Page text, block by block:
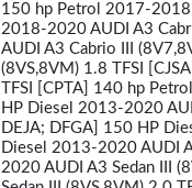
150 hp Petrol 2017-2018
2018-2020 AUDI A3
AUDI A3 Cabrio III
(8VS,8VM) 1.8 TFSI
TFSI [CPTA] 140 hp
HP Diesel 2013-2020
DEJA; DFGA] 150 HP
Diesel 2013-2020 AUDI
2020 AUDI A3 Sedan III